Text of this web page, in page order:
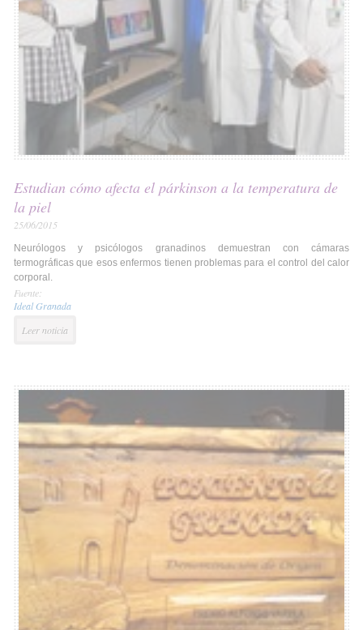
Estudian cómo afecta el párkinson a la temperatura de
la piel
25/06/2015
Neurólogos y psicólogos granadinos demuestran con cámaras
termográficas que esos enfermos tienen problemas para el control del calor
corporal.
Fuente:
Ideal Granada
Leer noticia